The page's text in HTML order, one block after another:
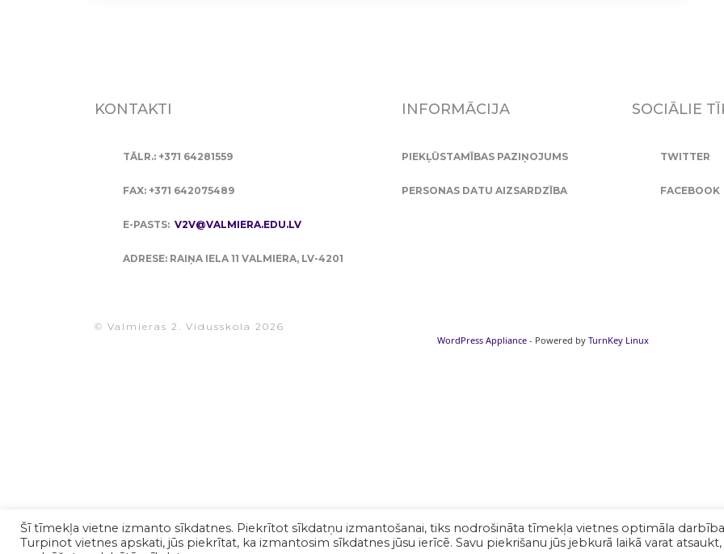
KONTAKTI
TĀLR.: +371 64281559
FAX: +371 642075489
E-PASTS: V2V@VALMIERA.EDU.LV
ADRESE: RAIŅA IELA 11 VALMIERA, LV-4201
INFORMĀCIJA
PIEKĻŪSTAMĪBAS PAZIŅOJUMS
PERSONAS DATU AIZSARDZĪBA
SOCIĀLIE
TWITTER
FACEBOOK
© Valmieras 2. Vidusskola 2026
Šī tīmekļa vietne izmanto sīkdatnes. Piekrītot sīkdatņu izmantošanai, tiks nodrošināta tīmekļa vietnes optimāla
Turpinot vietnes apskati, jūs piekrītat, ka izmantosim sīkdatnes jūsu ierīcē. Savu piekrišanu jūs jebkurā laikā varat atsaukt,
WordPress Appliance - Powered by TurnKey Linux